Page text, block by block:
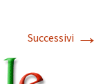
Successivi →